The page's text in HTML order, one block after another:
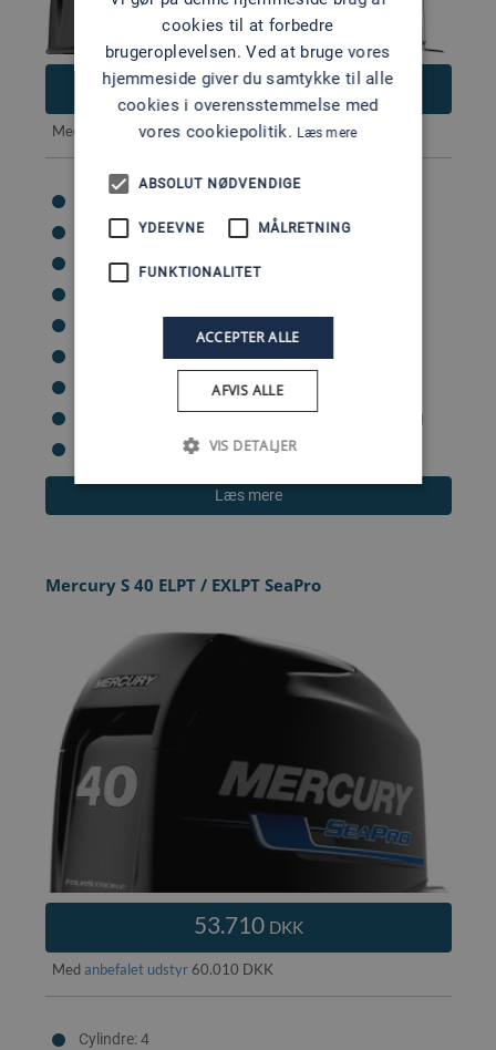
46.120DKK
Med anbefalet udstyr53.820 DKK
Kategori: FourStroke
Hk: 50
Start: Elektrisk
Styring: Fjernbetjening
Brændstofsystem: Elektronisk benzinindsprøjtning
Trimindstillinger: Powertrim
Læs mere
Mercury S 40 ELPT / EXLPT SeaPro
53.710 DKK
Med anbefalet udstyr60.010 DKK
Cylindre: 4
cookies til at forbedre
brugeroplevelsen. Ved at bruge vores
hjemmeside giver du samtykke til alle
cookies i overensstemmelse med
vores cookiepolitik. Læs mere
ABSOLUT NØDVENDIGE
YDEEVNE MÅLRETNING
FUNKTIONALITET
ACCEPTER ALLE
AFVIS ALLE
VIS DETALJER